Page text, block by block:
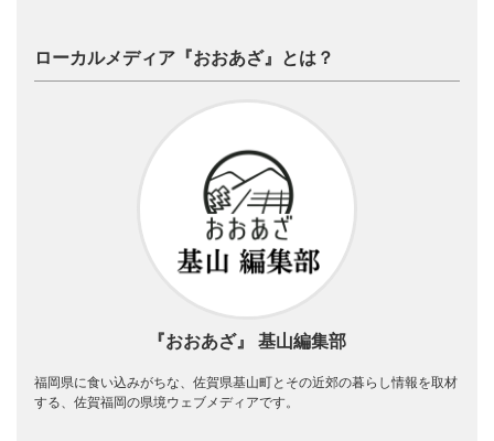
ローカルメディア『おおあざ』とは？
『おおあざ』 基山編集部
福岡県に食い込みがちな、佐賀県基山町とその近郊の暮らし情報を取材
する、佐賀福岡の県境ウェブメディアです。